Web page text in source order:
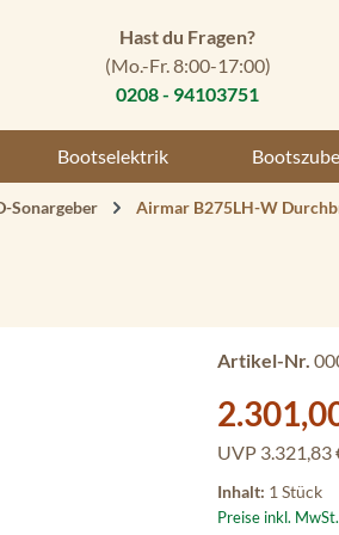
Hast du Fragen?
(Mo.-Fr. 8:00-17:00)
0208 - 94103751
Bootselektrik
Sonargeber Airmar B275LH-W
Artikel-Nr.
Verkaufspreis:
UVP 3.321,83
Inhalt: 1 Stück
Preise inkl.